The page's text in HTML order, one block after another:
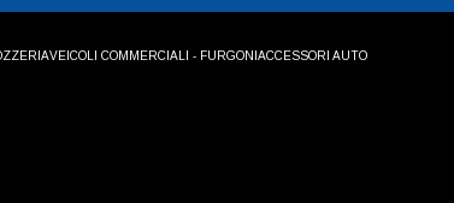
VEICOLI COMMERCIALI - FURGONI ACCESSORI AUTO